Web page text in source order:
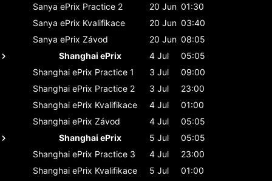
Sanya ePrix Practice 2 20 Jun 01:30
Sanya ePrix Kvalifikace 20 Jun 03:40
Sanya ePrix Závod 20 Jun 08:05
Shanghai ePrix
4 Jul
05:05
Shanghai ePrix Practice 1 3 Jul
09:00
Shanghai ePrix Practice 2 3 Jul
23:00
Shanghai ePrix Kvalifikace 4 Jul
01:00
Shanghai ePrix Závod 4 Jul
05:05
Shanghai ePrix
5 Jul
05:05
Shanghai ePrix Practice 3 4 Jul
23:00
Shanghai ePrix Kvalifikace 5 Jul
01:00